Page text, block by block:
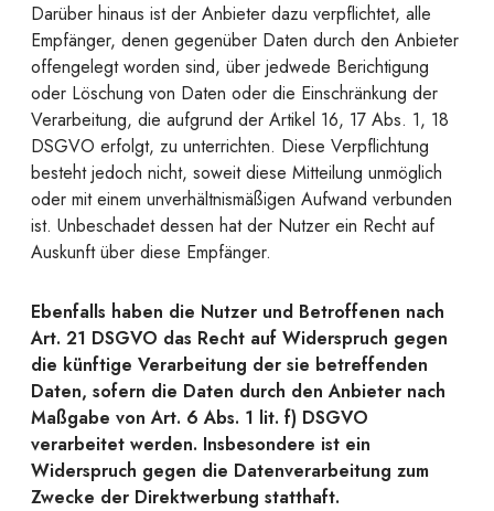
Darüber hinaus ist der Anbieter dazu verpflichtet, alle
Empfänger, denen gegenüber Daten durch den Anbieter
offengelegt worden sind, über jedwede Berichtigung
oder Löschung von Daten oder die Einschränkung der
Verarbeitung, die aufgrund der Artikel 16, 17 Abs. 1, 18
DSGVO erfolgt, zu unterrichten. Diese Verpflichtung
besteht jedoch nicht, soweit diese Mitteilung unmöglich
oder mit einem unverhältnismäßigen Aufwand verbunden
ist. Unbeschadet dessen hat der Nutzer ein Recht auf
Auskunft über diese Empfänger.
Ebenfalls haben die Nutzer und Betroffenen nach
Art. 21 DSGVO das Recht auf Widerspruch gegen
die künftige Verarbeitung der sie betreffenden
Daten, sofern die Daten durch den Anbieter nach
Maßgabe von Art. 6 Abs. 1 lit. f) DSGVO
verarbeitet werden. Insbesondere ist ein
Widerspruch gegen die Datenverarbeitung zum
Zwecke der Direktwerbung statthaft.